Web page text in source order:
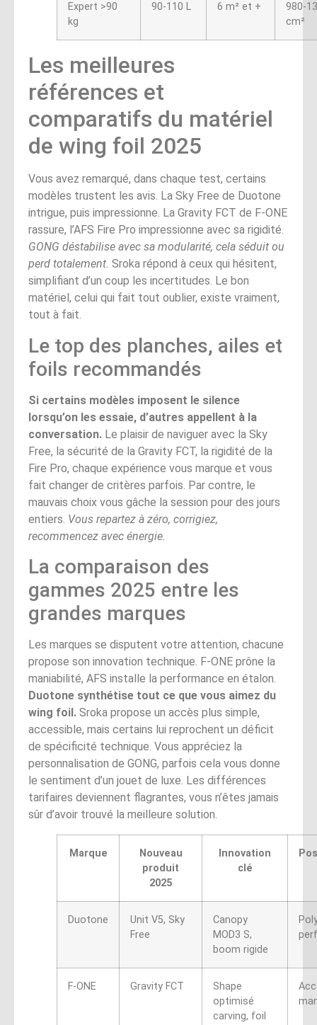
Expert >90
kg
90-110 L 6 m² et +
980-
cm²
Les meilleures
références et
comparatifs du matériel
de wing foil 2025
Vous avez remarqué, dans chaque test, certains
modèles trustent les avis. La Sky Free de Duotone
intrigue, puis impressionne. La Gravity FCT de F-ONE
rassure, l’AFS Fire Pro impressionne avec sa rigidité.
GONG déstabilise avec sa modularité, cela séduit ou
perd totalement. Sroka répond à ceux qui hésitent,
simplifiant d’un coup les incertitudes. Le bon
matériel, celui qui fait tout oublier, existe vraiment,
tout à fait.
Le top des planches, ailes et
foils recommandés
Si certains modèles imposent le silence
lorsqu’on les essaie, d’autres appellent à la
conversation. Le plaisir de naviguer avec la Sky
Free, la sécurité de la Gravity FCT, la rigidité de la
Fire Pro, chaque expérience vous marque et vous
fait changer de critères parfois. Par contre, le
mauvais choix vous gâche la session pour des jours
entiers. Vous repartez à zéro, corrigiez,
recommencez avec énergie.
La comparaison des
gammes 2025 entre les
grandes marques
Les marques se disputent votre attention, chacune
propose son innovation technique. F-ONE prône la
maniabilité, AFS installe la performance en étalon.
Duotone synthétise tout ce que vous aimez du
wing foil. Sroka propose un accès plus simple,
accessible, mais certains lui reprochent un déficit
de spécificité technique. Vous appréciez la
personnalisation de GONG, parfois cela vous donne
le sentiment d’un jouet de luxe. Les différences
tarifaires deviennent flagrantes, vous n’êtes jamais
sûr d’avoir trouvé la meilleure solution.
Marque
Nouveau
produit
2025
Innovation
clé
Duotone
Unit V5, Sky
Free
Canopy
MOD3 S,
boom rigide
F-ONE Gravity FCT
Shape
optimisé
carving, foil